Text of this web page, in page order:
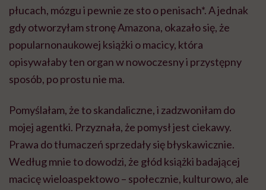
płucach, mózgu i pewnie ze sto o penisach*. A jednak
gdy otworzyłam stronę Amazona, okazało się, że
popularnonaukowej książki o macicy, która
opisywałaby ten organ w nowoczesny i przystępny
sposób, po prostu nie ma.
Pomyślałam, że to skandaliczne, i zadzwoniłam do
mojej agentki. Przyznała, że pomysł jest ciekawy.
Prawa do tłumaczeń sprzedały się błyskawicznie.
Według mnie to dowodzi, że głód książki badającej
macicę wieloaspektowo – społecznie, kulturowo, ale